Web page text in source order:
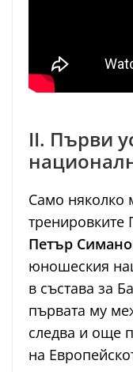
II. Първи
Само няколко
тренировките
Петър
юношеския
в състава за
първата му
следва и още
на